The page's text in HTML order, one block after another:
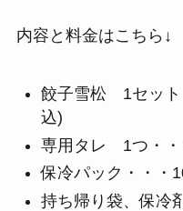
内容と料金はこちら↓
餃子雪松 1セット
込)
専用タレ 1つ・・
保冷パック・・・
持ち帰り袋、保冷